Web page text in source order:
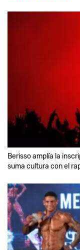
Berisso amplía la
suma cultura con el